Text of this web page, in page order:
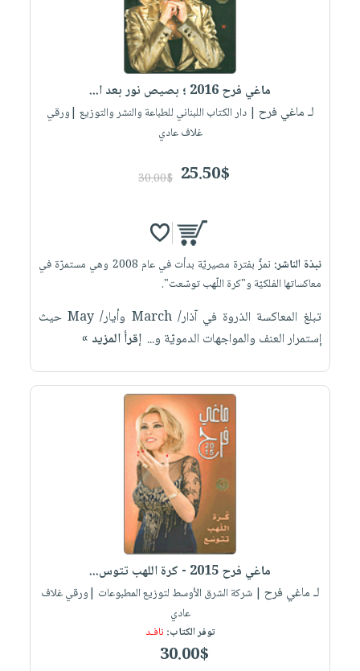
ماغي فرح 2016 ؛ بصيص نور بعد ا...
لـ ماغي فرح | دار الكتاب اللبناني للطباعة والنشر والتوزيع |ورقي
غلاف عادي
25.50$
30.00$
نبذة الناشر:
نمرٌّ بفترة مصيريّة بدأت في عام 2008 وهي مستمرّة في
معاكساتها الفلكيّة و"كرة اللّهب توسّعت".
تبلغ المعاكسة الذروة في آذار/ March وأيار/ May حيث
إستمرار العنف والمواجهات الدمويّة و... إقرأ المزيد »
ماغي فرح 2015 - كرة اللهب تتوس...
لـ ماغي فرح | شركة الشرق الأوسط لتوزيع المطبوعات |ورقي غلاف
عادي
توفر الكتاب: نافـد
30.00$